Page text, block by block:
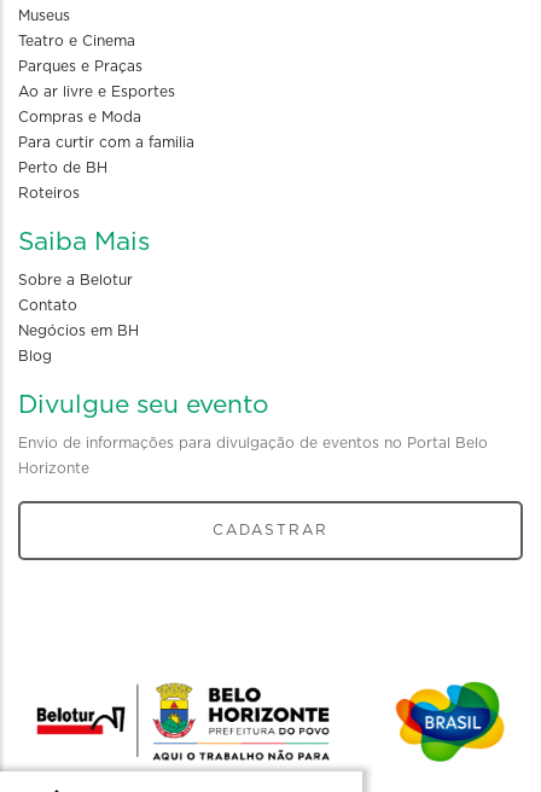
Museus
Teatro e Cinema
Parques e Praças
Ao ar livre e Esportes
Compras e Moda
Para curtir com a familia
Perto de BH
Roteiros
Saiba Mais
Sobre a Belotur
Contato
Negócios em BH
Blog
Divulgue seu evento
Envio de informações para divulgação de eventos no Portal Belo
Horizonte
CADASTRAR